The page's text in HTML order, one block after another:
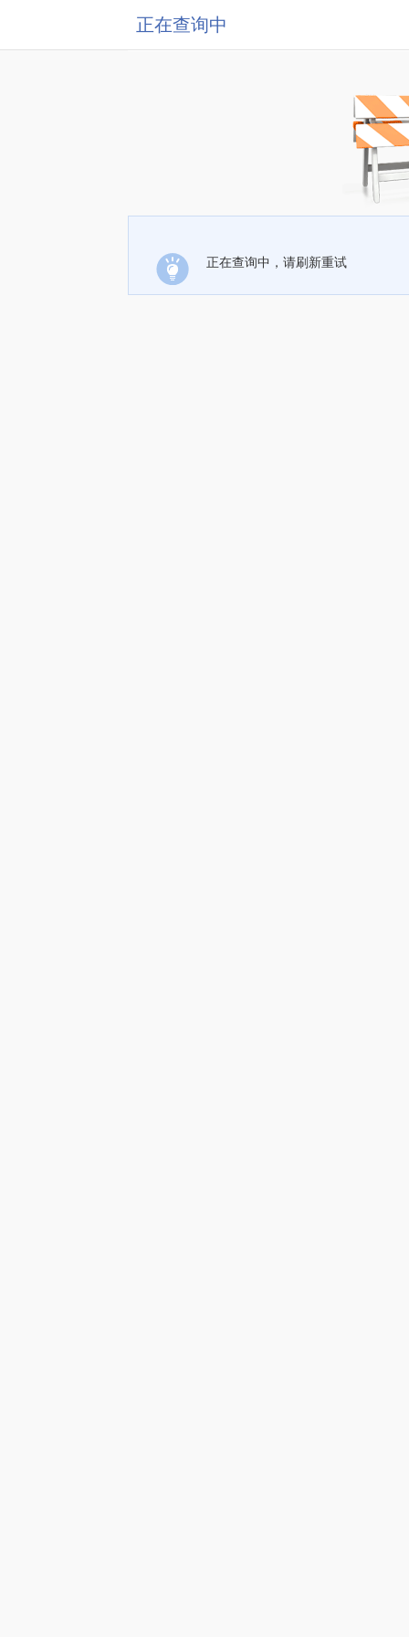
正在查询中
正在查询中，请刷新重试